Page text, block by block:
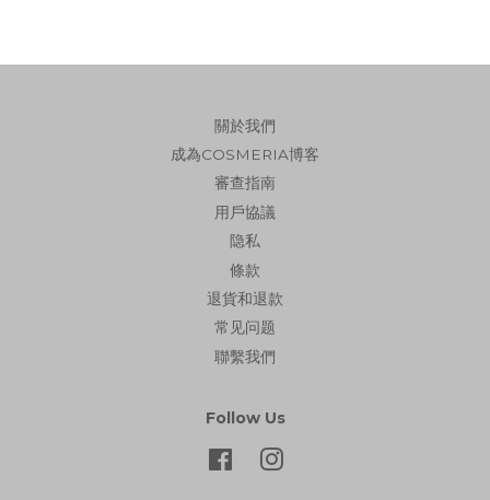
關於我們
成為COSMERIA博客
審查指南
用戶協議
隐私
條款
退貨和退款
常见问题
聯繫我們
Follow Us
FacebookInstagram